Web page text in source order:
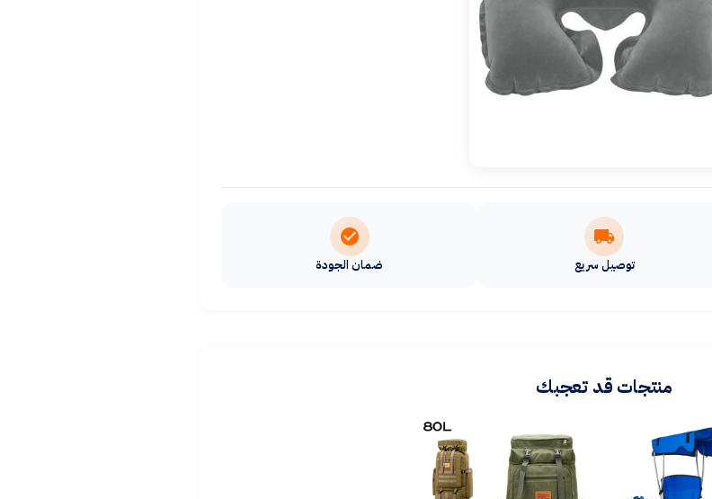
توصيل سريع ضمان الجودة
منتجات قد تعجبك